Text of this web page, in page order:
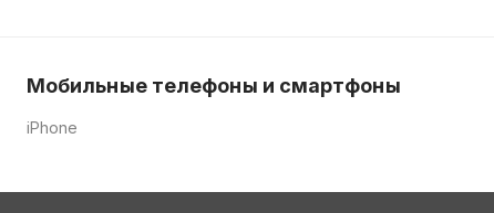
Мобильные телефоны и смартфоны
iPhone